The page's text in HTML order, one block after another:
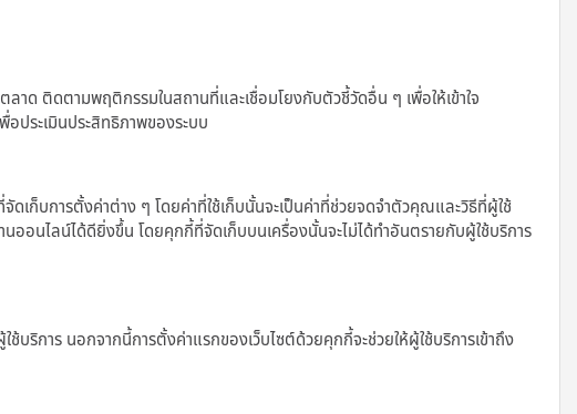
ด ติดตามพฤติกรรมในสถานที่และเชื่อมโยงกับตัวชี้วัดอื่น ๆ เพื่อให้เข้าใจ
ประเมินประสิทธิภาพของระบบ
ก็บการตั้งค่าต่าง ๆ โดยค่าที่ใช้เก็บนั้นจะเป็นค่าที่ช่วยจดจำตัวคุณและวิธีที่ผู้ใช้
นออนไลน์ได้ดียิ่งขึ้น โดยคุกกี้ที่จัดเก็บบนเครื่องนั้นจะไม่ได้ทำอันตรายกับผู้ใช้บริการ
บริการ นอกจากนี้การตั้งค่าแรกของเว็บไซต์ด้วยคุกกี้จะช่วยให้ผู้ใช้บริการเข้าถึง